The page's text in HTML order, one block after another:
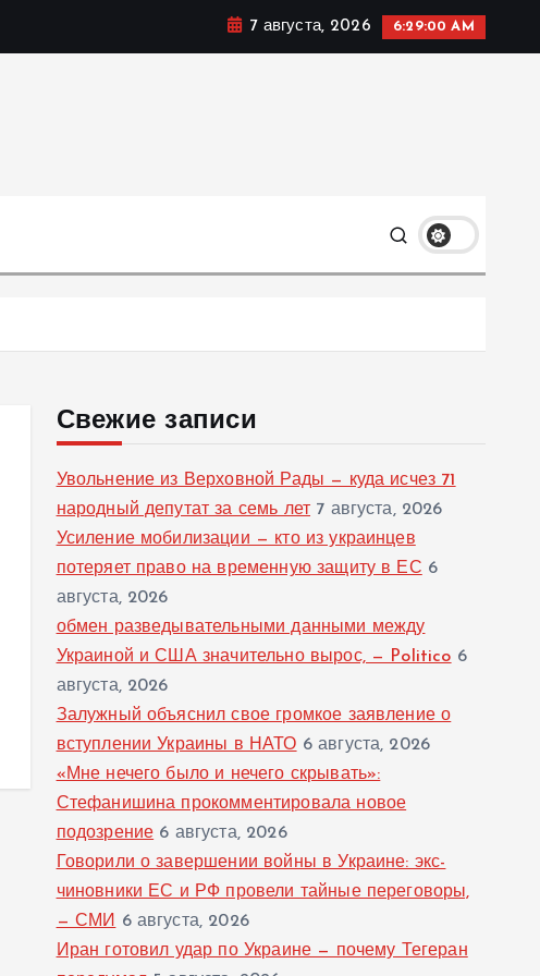
7 августа, 2026 6:29:01 AM
Свежие записи
Увольнение из Верховной Рады — куда исчез 71
народный депутат за семь лет 7 августа, 2026
Усиление мобилизации — кто из украинцев
потеряет право на временную защиту в ЕС 6
августа, 2026
обмен разведывательными данными между
Украиной и США значительно вырос, — Politico 6
августа, 2026
Залужный объяснил свое громкое заявление о
вступлении Украины в НАТО 6 августа, 2026
«Мне нечего было и нечего скрывать»:
Стефанишина прокомментировала новое
подозрение 6 августа, 2026
Говорили о завершении войны в Украине: экс-
чиновники ЕС и РФ провели тайные переговоры,
— СМИ 6 августа, 2026
Иран готовил удар по Украине — почему Тегеран